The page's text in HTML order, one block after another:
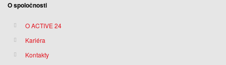
O spoločnosti
O ACTIVE 24
Kariéra
Kontakty